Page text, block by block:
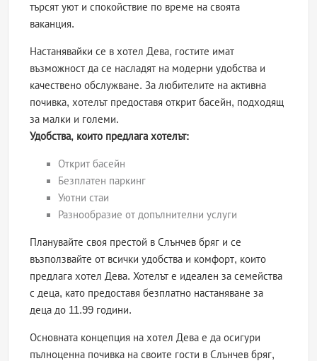
търсят уют и спокойствие по време на своята
ваканция.
Настанявайки се в хотел Дева, гостите имат
възможност да се насладят на модерни удобства и
качествено обслужване. За любителите на активна
почивка, хотелът предоставя открит басейн, подходящ
за малки и големи.
Удобства, които предлага хотелът:
Открит басейн
Безплатен паркинг
Уютни стаи
Разнообразие от допълнителни услуги
Планувайте своя престой в Слънчев бряг и се
възползвайте от всички удобства и комфорт, които
предлага хотел Дева. Хотелът е идеален за семейства
с деца, като предоставя безплатно настаняване за
деца до 11.99 години.
Основната концепция на хотел Дева е да осигури
пълноценна почивка на своите гости в Слънчев бряг,